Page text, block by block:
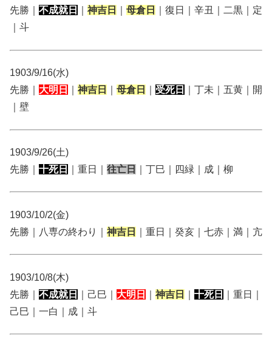
先勝｜ 不成就日 神吉日 母倉日
｜復日｜辛丑｜二黒｜定
｜斗
1903/9/16(水)
先勝｜ 大明日 神吉日 母倉日 受死日
｜丁未｜五黄｜開
｜壁
1903/9/26(土)
先勝｜ 十死日 ｜重日｜ 往亡日 ｜丁巳｜四緑｜成｜柳
1903/10/2(金)
先勝｜八専の終わり｜ 神吉日 ｜重日｜癸亥｜七赤｜満｜亢
1903/10/8(木)
先勝｜ 不成就日 ｜己巳｜ 大明日 神吉日 十死日
｜重日｜
己巳｜一白｜成｜斗